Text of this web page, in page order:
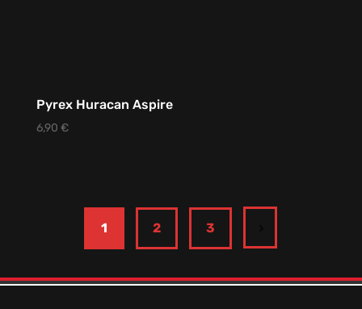
Pyrex Huracan Aspire
6,90 €
1 2 3